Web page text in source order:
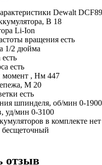
Dewalt
В 18
Li-Ion
вращения есть
1/2 дюйма
есть
момент , Нм 447
М 20
есть
шпинделя, об/мин 0-1900
уд/мин 0-3100
в комплекте нет
бесщеточный
отзыв